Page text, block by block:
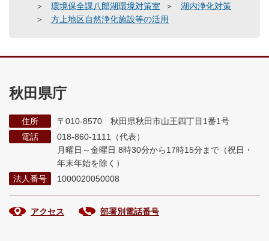
環境保全課八郎湖環境対策室
湖内浄化対策
方上地区自然浄化施設等の活用
秋田県庁
住所
〒010-8570 秋田県秋田市山王四丁目1番1号
電話
018-860-1111（代表）
月曜日～金曜日 8時30分から17時15分まで （祝日・
年末年始を除く）
法人番号
1000020050008
アクセス 部署別電話番号